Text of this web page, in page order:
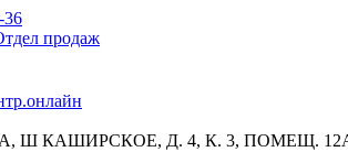
36
продаж
Ш КАШИРСКОЕ, Д. 4, К. 3, ПОМЕЩ.